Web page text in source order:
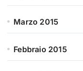
Marzo 2015
Febbraio 2015